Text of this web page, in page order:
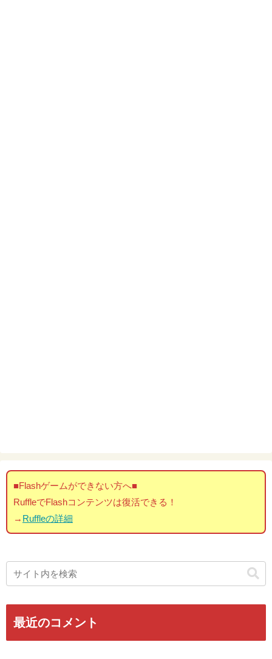
■Flashゲームができない方へ■
RuffleでFlashコンテンツは復活できる！
→ Ruffleの詳細
最近のコメント